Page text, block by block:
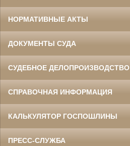
НОРМАТИВНЫЕ АКТЫ
ДОКУМЕНТЫ СУДА
СУДЕБНОЕ ДЕЛОПРОИЗВОДСТВО
СПРАВОЧНАЯ ИНФОРМАЦИЯ
КАЛЬКУЛЯТОР ГОСПОШЛИНЫ
ПРЕСС-СЛУЖБА